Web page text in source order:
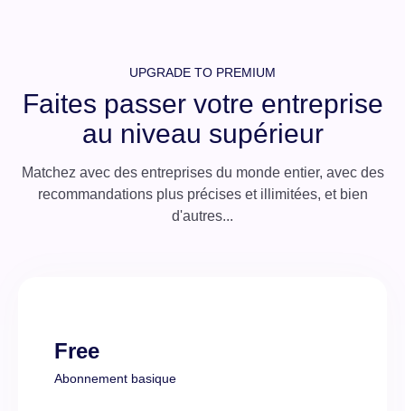
UPGRADE TO PREMIUM
Faites passer votre entreprise
au niveau supérieur
Matchez avec des entreprises du monde entier, avec des
recommandations plus précises et illimitées, et bien
d'autres...
Free
Abonnement basique